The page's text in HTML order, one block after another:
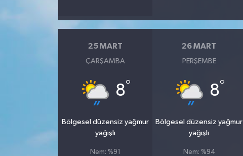
25 MART
ÇARŞAMBA
8°
Bölgesel düzensiz yağmur
yağışlı
Nem: %91
26 MART
PERŞEMBE
8°
Bölgesel düzensiz yağmur
yağışlı
Nem: %94